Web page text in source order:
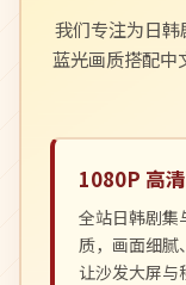
我们专注为日
蓝光画质搭配中
1080P 高
全站日韩剧集
质，画面细腻
让沙发大屏与